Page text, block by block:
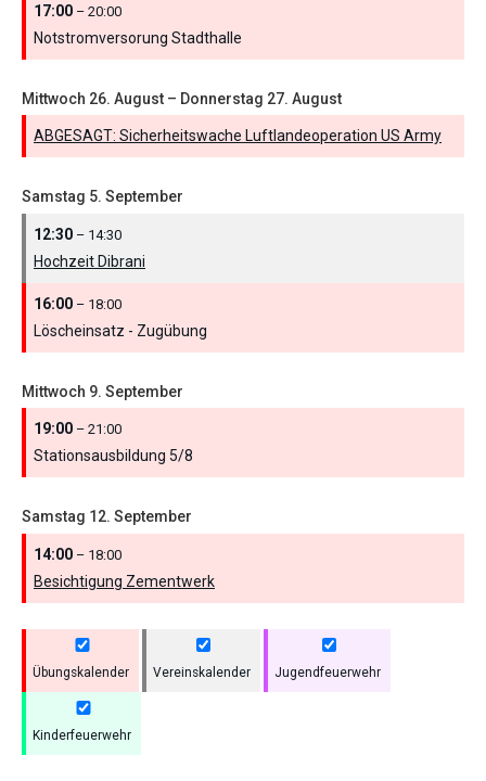
17:00 – 20:00
Notstromversorung Stadthalle
Mittwoch 26. August – Donnerstag 27. August
ABGESAGT: Sicherheitswache Luftlandeoperation US Army
Samstag 5. September
12:30 – 14:30
Hochzeit Dibrani
16:00 – 18:00
Löscheinsatz - Zugübung
Mittwoch 9. September
19:00 – 21:00
Stationsausbildung 5/8
Samstag 12. September
14:00 – 18:00
Besichtigung Zementwerk
Übungskalender Vereinskalender Jugendfeuerwehr
Kinderfeuerwehr